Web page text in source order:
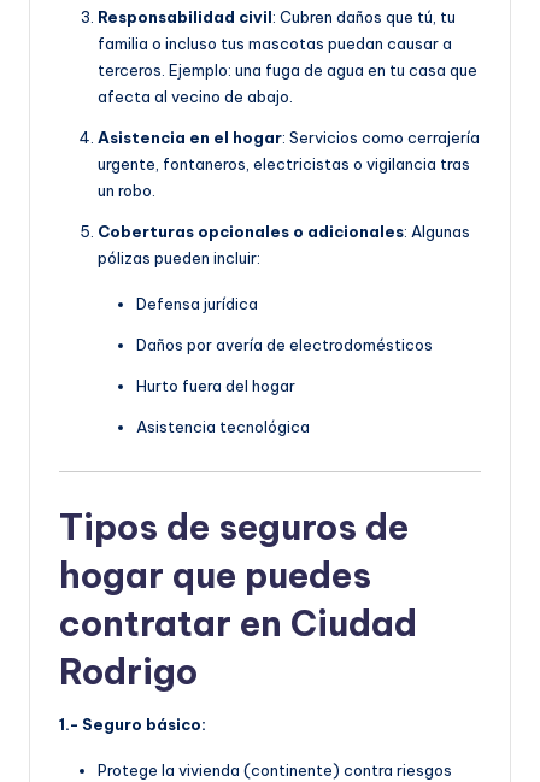
Responsabilidad civil: Cubren daños que tú, tu
familia o incluso tus mascotas puedan causar a
terceros. Ejemplo: una fuga de agua en tu casa que
afecta al vecino de abajo.
Asistencia en el hogar: Servicios como cerrajería
urgente, fontaneros, electricistas o vigilancia tras
un robo.
Coberturas opcionales o adicionales: Algunas
pólizas pueden incluir:
Defensa jurídica
Daños por avería de electrodomésticos
Hurto fuera del hogar
Asistencia tecnológica
Tipos de seguros de
hogar que puedes
contratar en Ciudad
Rodrigo
1.- Seguro básico:
Protege la vivienda (continente) contra riesgos